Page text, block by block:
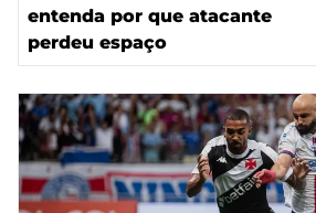
entenda por que atacante
perdeu espaço